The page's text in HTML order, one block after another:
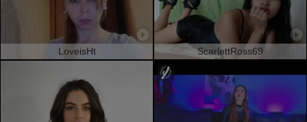
LoveisHt ScarlettRoss69